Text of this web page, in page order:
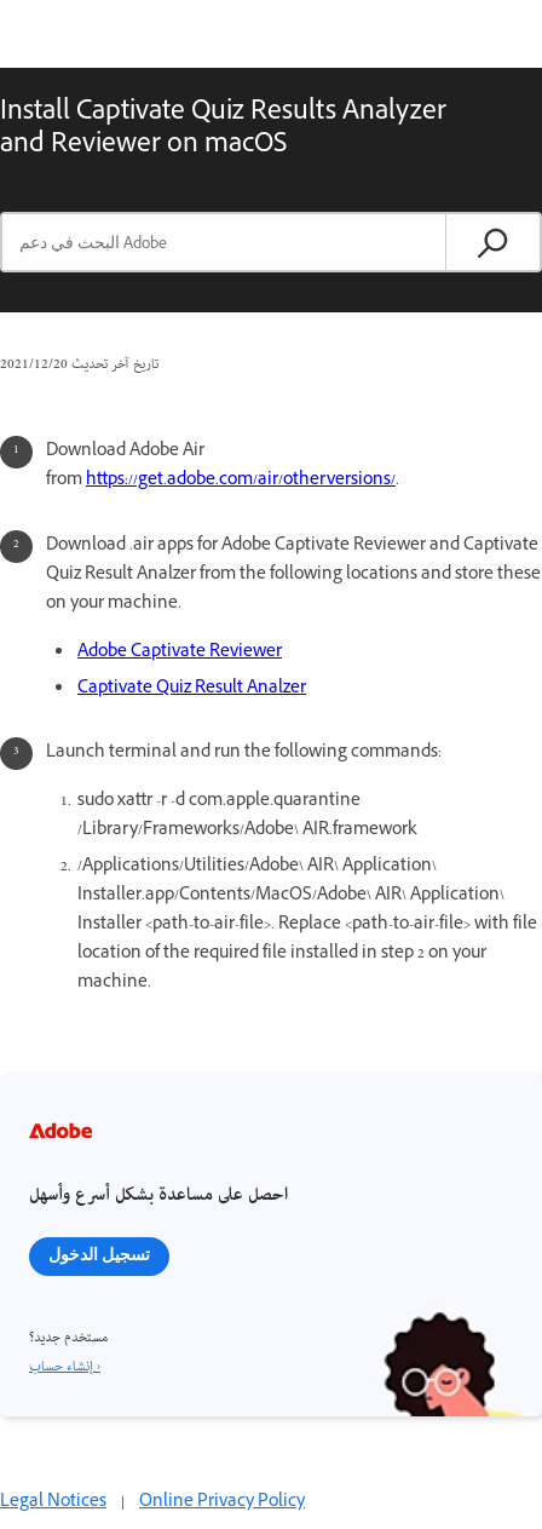
Install Captivate Quiz Results Analyzer
and Reviewer on macOS
تاريخ آخر تحديث20‏/12‏/2021
Download Adobe Air
fromhttps://get.adobe.com/air/otherversions/.
Download .air apps for Adobe Captivate Reviewer and Captivate
Quiz Result Analzer from the following locations and store these
on your machine.
Adobe Captivate Reviewer
Captivate Quiz Result Analzer
Launch terminal and run the following commands:
sudo xattr -r -d com.apple.quarantine
/Library/Frameworks/Adobe\ AIR.framework
/Applications/Utilities/Adobe\ AIR\ Application\
Installer.app/Contents/MacOS/Adobe\ AIR\ Application\
Installer <path-to-air-file>. Replace <path-to-air-file> with file
location of the required file installed in step 2 on your
machine.
احصل على مساعدة بشكل أسرع وأسهل
تسجيل الدخول
مستخدم جديد؟
إنشاء حساب ›
Legal Notices | Online Privacy Policy